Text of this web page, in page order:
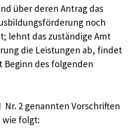
über deren Antrag das
noch
lehnt das zuständige Amt
die Leistungen ab, findet
Beginn des folgenden
Nr. 2 genannten Vorschriften
wie folgt: